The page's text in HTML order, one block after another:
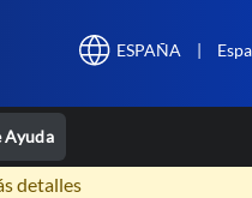
ESPAÑA |
Ayuda
detalles